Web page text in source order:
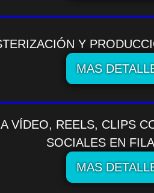
Y
MAS
VÍDEO, REELS, CLIPS
SOCIALES EN
MAS